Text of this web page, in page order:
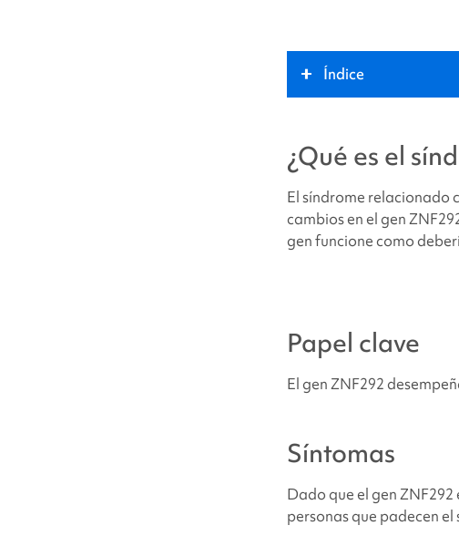
Índice
Síntomas
¿Por qué mi hijo tiene
¿Qué es el
El síndrome relacionado
cambios en el gen
gen funcione como
Papel clave
El genZNF292
Síntomas
Dado que el gen
personas que padecenel